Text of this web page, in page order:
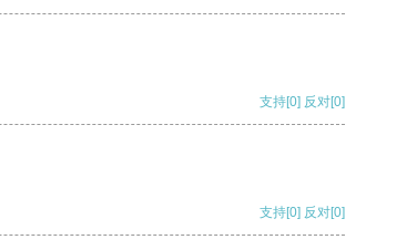
支持[0] 反对[0]
支持[0] 反对[0]